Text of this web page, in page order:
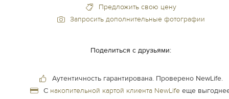
Предложить свою цену
Запросить дополнительные фотографии
Поделиться с друзьями:
Аутентичность гарантирована. Проверено NewLife.
С накопительной картой клиента NewLifeеще